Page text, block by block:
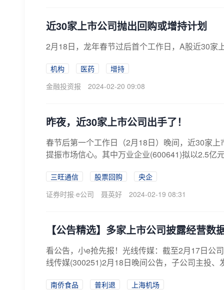
近30家上市公司抛出回购或增持计划
2月18日，龙年春节过后首个工作日，A股近30家
机构 医药
增持
金融投资报
2024-02-20 09:08
昨夜，近30家上市公司出手了！
春节后第一个工作日（2月18日）晚间，近30家
提振市场信心。其中万业企业(600641)拟以2.5亿
三旺通信 股票回购
央企
证券时报·e公司
聂英好 2024-02-19 08:31
【公告精选】多家上市公司披露经营
看公告，小e抢先报！光线传媒：截至2月17日公
线传媒(300251)2月18日晚间公告，子公司主投、
南侨食品 普利退
上海机场